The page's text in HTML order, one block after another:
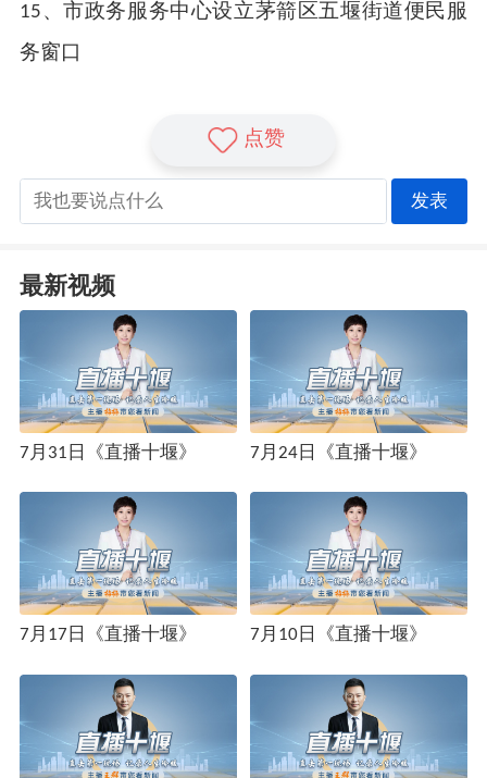
15、市政务服务中心设立茅箭区五堰街道便民服
务窗口
点赞
发表
最新视频
7月31日《直播十堰》 7月24日《直播十堰》
7月17日《直播十堰》 7月10日《直播十堰》